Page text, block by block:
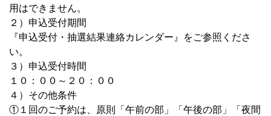
用はできません。
２）申込受付期間
『申込受付・抽選結果連絡カレンダー』をご参照くださ
い。
３）申込受付時間
１０：００～２０：００
４）その他条件
①１回のご予約は、原則「午前の部」「午後の部」「夜間